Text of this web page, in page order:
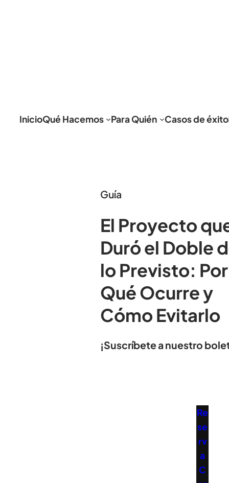
InicioQué Hacemos Para Quién Casos de éxito
Guía
El Proyecto
Duró el Doble
lo Previsto: Por
Qué Ocurre y
Cómo Evitarlo
¡Suscríbete a nuestro
Re
se
rv
a
C